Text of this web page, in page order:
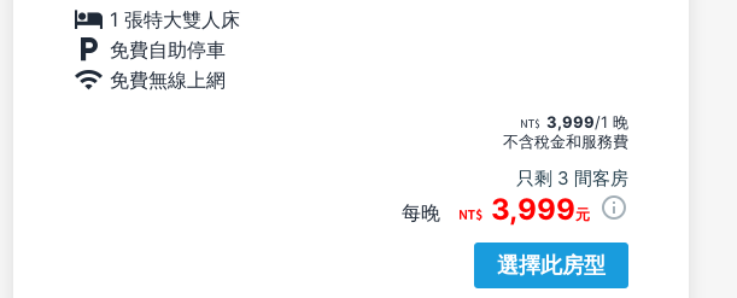
1 張特大雙人床
免費自助停車
免費無線上網
3,999/1 晚
不含稅金和服務費
只剩 3 間客房
每晚 3,999元
選擇此房型